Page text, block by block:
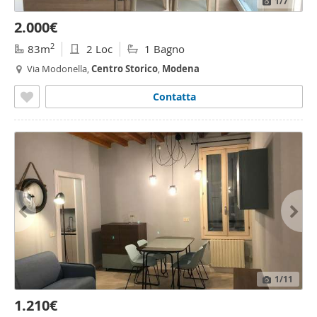
2.000€
83m2 2 Loc 1 Bagno
Via Modonella,CentroStorico, Modena
Contatta
1/11
1.210€